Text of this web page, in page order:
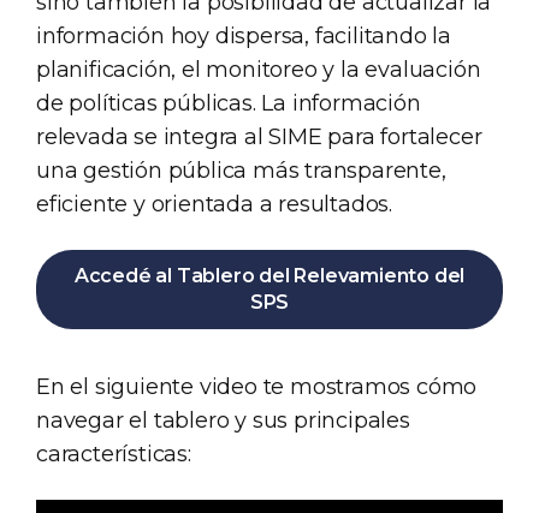
información hoy dispersa, facilitando la
planificación, el monitoreo y la evaluación
de políticas públicas. La información
relevada se integra al SIME para fortalecer
una gestión pública más transparente,
eficiente y orientada a resultados.
Accedé al Tablero del Relevamiento del
SPS
En el siguiente video te mostramos cómo
navegar el tablero y sus principales
características: